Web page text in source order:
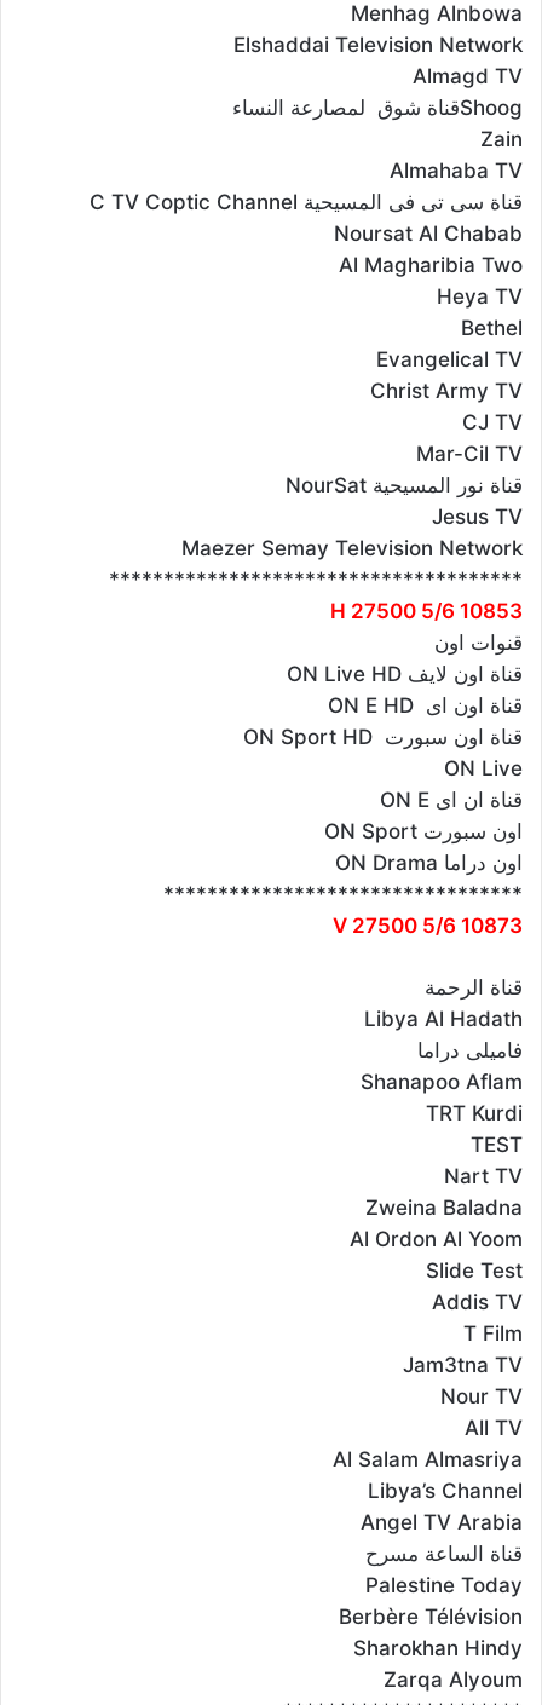
Menhag Alnbowa
Elshaddai Television Network
Almagd TV
Shoogقناة شوق لمصارعة النساء
Zain
Almahaba TV
قناة سى تى فى المسيحية C TV Coptic Channel
Noursat Al Chabab
Al Magharibia Two
Heya TV
Bethel
Evangelical TV
Christ Army TV
CJ TV
Mar-Cil TV
قناة نور المسيحية NourSat
Jesus TV
Maezer Semay Television Network
**************************************
10853 H 27500 5/6
قنوات اون
قناة اون لايف ON Live HD
قناة اون اى ON E HD
قناة اون سبورت ON Sport HD
ON Live
قناة ان اى ON E
اون سبورت ON Sport
اون دراما ON Drama
*********************************
10873 V 27500 5/6
قناة الرحمة
Libya Al Hadath
فاميلى دراما
Shanapoo Aflam
TRT Kurdi
TEST
Nart TV
Zweina Baladna
Al Ordon Al Yoom
Slide Test
Addis TV
T Film
Jam3tna TV
Nour TV
All TV
Al Salam Almasriya
Libya’s Channel
Angel TV Arabia
قناة الساعة مسرح
Palestine Today
Berbère Télévision
Sharokhan Hindy
Zarqa Alyoum